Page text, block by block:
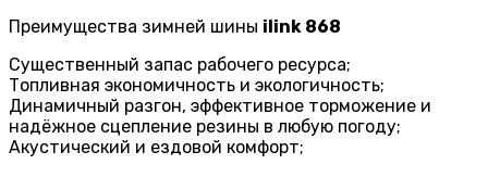
Преимущества зимней шины ilink 868
Существенный запас рабочего ресурса;
Топливная экономичность и экологичность;
Динамичный разгон, эффективное торможение и
надёжное сцепление резины в любую погоду;
Акустический и ездовой комфорт;